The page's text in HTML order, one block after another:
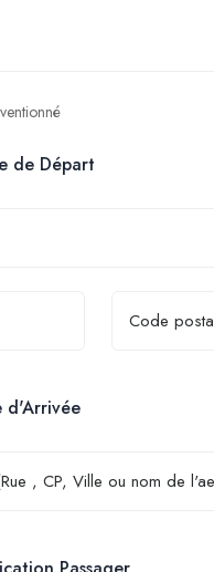
de Départ
d'Arrivée